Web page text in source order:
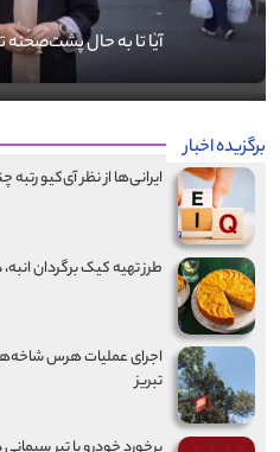
آیا تا به حال پشت‌صحنه
برگزیده اخبار
ایرانی‌ها از نظر آی‌کیو رتبه
طرز تهیه کیک برگردان
اجرای عملیات هرس
تبریز